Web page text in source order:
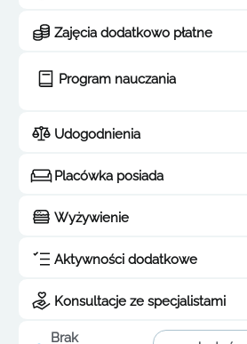
Zajęcia dodatkowo płatne
Program nauczania
Udogodnienia
Placówka posiada
Wyżywienie
Aktywności dodatkowe
Konsultacje ze specjalistami
Brak